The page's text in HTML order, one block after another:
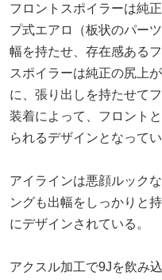
フロントスポイラーは純
プ式エアロ（板状のパー
幅を持たせ、存在感ある
スポイラーは純正の尻上
に、張り出しを持たせて
装着によって、フロント
られるデザインとなってい
アイラインは悪顔ルック
ングも出幅をしっかりと
にデザインされている。
アクスル加工で9Jを飲み